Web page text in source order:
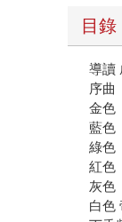
目錄
導讀
序曲
金色
藍色
綠色
紅色
灰色
白色